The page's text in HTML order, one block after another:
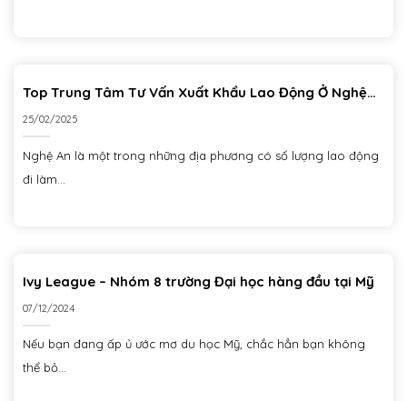
Top Trung Tâm Tư Vấn Xuất Khẩu Lao Động Ở Nghệ
An Uy Tín, Chất Lượng Nhất Hiện Nay
25/02/2025
Nghệ An là một trong những địa phương có số lượng lao động
đi làm...
Ivy League – Nhóm 8 trường Đại học hàng đầu tại Mỹ
07/12/2024
Nếu bạn đang ấp ủ ước mơ du học Mỹ, chắc hẳn bạn không
thể bỏ...